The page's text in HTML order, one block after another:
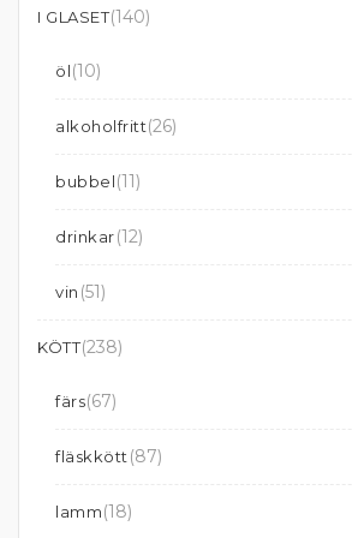
I GLASET(140)
öl(10)
alkoholfritt(26)
bubbel(11)
drinkar(12)
vin (51)
KÖTT(238)
färs(67)
fläskkött (87)
lamm(18)